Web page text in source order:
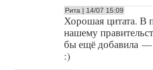
Рита | 14/07 15:09
Хорошая цитата. В
нашему
бы ещё добавила —
:)